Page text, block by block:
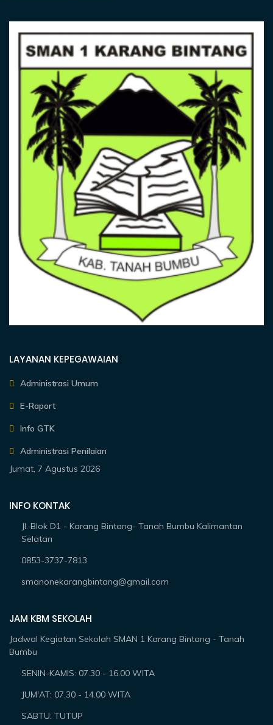
LAYANAN KEPEGAWAIAN
Administrasi Umum
E-Raport
Info GTK
Administrasi Penilaian
Jumat, 7 Agustus 2026
INFO KONTAK
Jl. Blok D1 - Karang Bintang- Tanah Bumbu Kalimantan
Selatan
0853-3737-7813
smanonekarangbintang@gmail.com
JAM KBM SEKOLAH
Jadwal Kegiatan Sekolah SMAN 1 Karang Bintang - Tanah
Bumbu
SENIN-KAMIS: 07.30 - 16.00 WITA
JUM'AT: 07.30 - 14.00 WITA
SABTU: TUTUP